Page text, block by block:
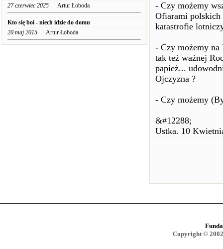
27 czerwiec 2025 Artur Łoboda
Kto się boi - niech idzie do domu
20 maj 2015 Artur Łoboda
- Czy możemy
Ofiarami
katastrofie
- Czy możemy
tak też ważnej
papież...
Ojczyzna ?
- Czy możemy
&#12288;
Ustka. 10
Copyright ©